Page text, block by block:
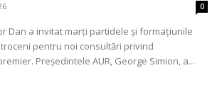
0
Dan a invitat marți partidele și formațiunile
pentru noi consultări privind
Președintele AUR, George Simion, a...